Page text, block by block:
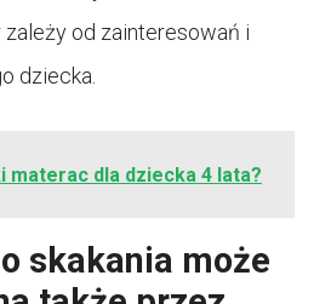
zależy od zainteresowań i
dziecka.
materac dla dziecka 4 lata?
skakania może